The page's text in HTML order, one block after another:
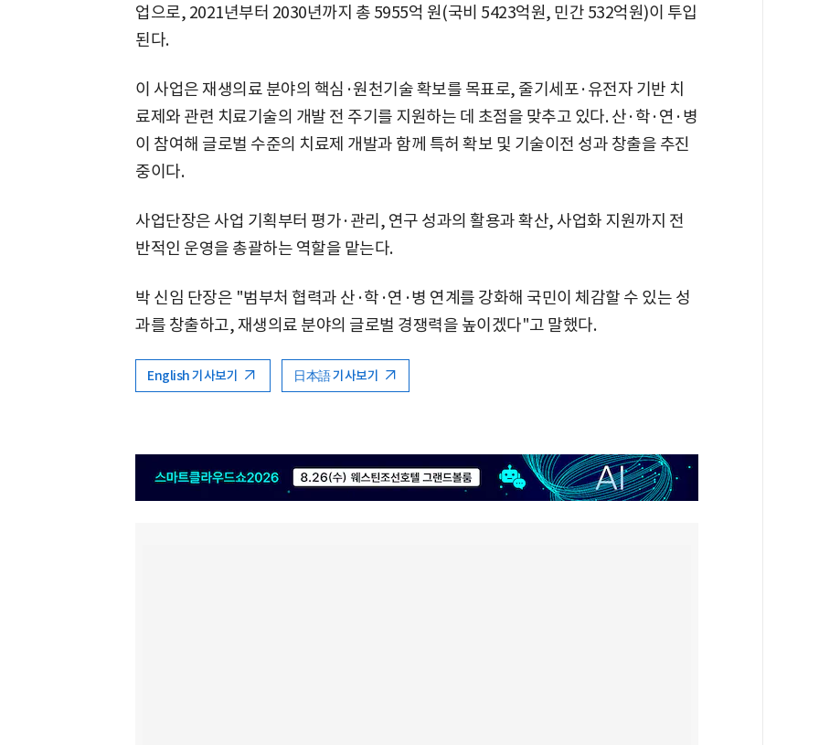
업으로, 2021년부터 2030년까지 총 5955억 원(국비 5423억원, 민간 532억원)이 투입
된다.
이 사업은 재생의료 분야의 핵심·원천기술 확보를 목표로, 줄기세포·유전자 기반 치
료제와 관련 치료기술의 개발 전 주기를 지원하는 데 초점을 맞추고 있다. 산·학·연·병
이 참여해 글로벌 수준의 치료제 개발과 함께 특허 확보 및 기술이전 성과 창출을 추진
중이다.
사업단장은 사업 기획부터 평가·관리, 연구 성과의 활용과 확산, 사업화 지원까지 전
반적인 운영을 총괄하는 역할을 맡는다.
박 신임 단장은 "범부처 협력과 산·학·연·병 연계를 강화해 국민이 체감할 수 있는 성
과를 창출하고, 재생의료 분야의 글로벌 경쟁력을 높이겠다"고 말했다.
English 기사보기 日本語 기사보기